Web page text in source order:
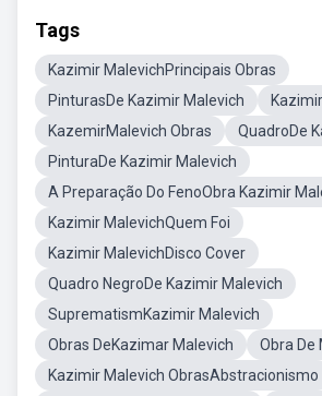
Tags
Kazimir MalevichPrincipais Obras
PinturasDe Kazimir Malevich
KazemirMalevich Obras
QuadroDe
PinturaDe Kazimir Malevich
A Preparação Do FenoObra Kazimir
Kazimir MalevichQuem Foi
Kazimir MalevichDisco Cover
Quadro NegroDe Kazimir Malevich
SuprematismKazimir Malevich
Obras DeKazimar Malevich
Obra De
Kazimir Malevich ObrasAbstracionismo